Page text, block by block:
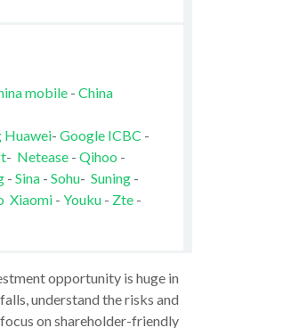
mobile- China
Huawei- Google ICBC -
- Netease- Qihoo -
- Sina- Sohu- Suning-
Xiaomi- Youku - Zte-
opportunity is huge in
understand the risks and
on shareholder-friendly